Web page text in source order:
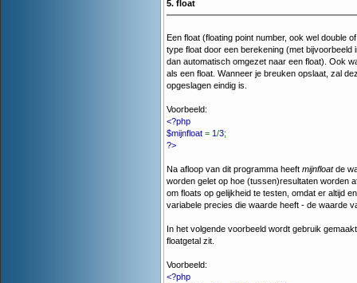
5. float
Een float (floating point number, ook wel double
type float door een berekening (met
dan automatisch omgezet naar een float). Ook
als een float. Wanneer je breuken opslaat, zal
opgeslagen eindig is.
Voorbeeld:
<?php
$mijnfloat = 1/3;
?>
Na afloop van dit programma heeft mijnfloatde
worden gelet op hoe (tussen)resultaten worden
om floats op gelijkheid te testen, omdat er altijd
variabele precies die waarde heeft - de waarde
In het volgende voorbeeld wordt gebruik
floatgetal zit.
Voorbeeld:
<?php